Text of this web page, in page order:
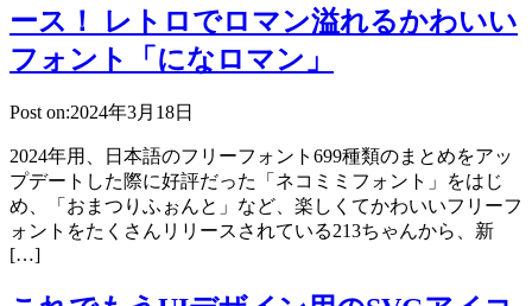
ース！ レトロでロマン溢れるかわいい
フォント「になロマン」
Post on:2024年3月18日
2024年用、日本語のフリーフォント699種類のまとめをアッ
プデートした際に好評だった「ネコミミフォント」をはじ
め、「おまつりふぉんと」など、楽しくてかわいいフリーフ
ォントをたくさんリリースされている213ちゃんから、新
[…]